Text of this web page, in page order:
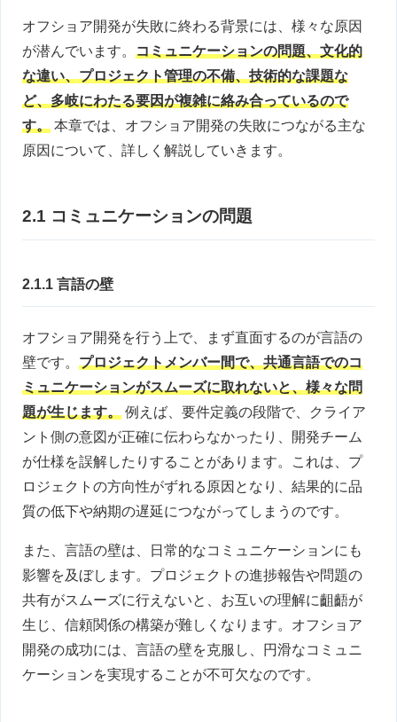
オフショア開発が失敗に終わる背景には、様々な原因
が潜んでいます。 コミュニケーションの問題、文化的
な違い、プロジェクト管理の不備、技術的な課題な
ど、多岐にわたる要因が複雑に絡み合っているので
す。 本章では、オフショア開発の失敗につながる主な
原因について、詳しく解説していきます。
2.1 コミュニケーションの問題
2.1.1 言語の壁
オフショア開発を行う上で、まず直面するのが言語の
壁です。 プロジェクトメンバー間で、共通言語でのコ
ミュニケーションがスムーズに取れないと、様々な問
題が生じます。 例えば、要件定義の段階で、クライア
ント側の意図が正確に伝わらなかったり、開発チーム
が仕様を誤解したりすることがあります。これは、プ
ロジェクトの方向性がずれる原因となり、結果的に品
質の低下や納期の遅延につながってしまうのです。
また、言語の壁は、日常的なコミュニケーションにも
影響を及ぼします。プロジェクトの進捗報告や問題の
共有がスムーズに行えないと、お互いの理解に齟齬が
生じ、信頼関係の構築が難しくなります。オフショア
開発の成功には、言語の壁を克服し、円滑なコミュニ
ケーションを実現することが不可欠なのです。